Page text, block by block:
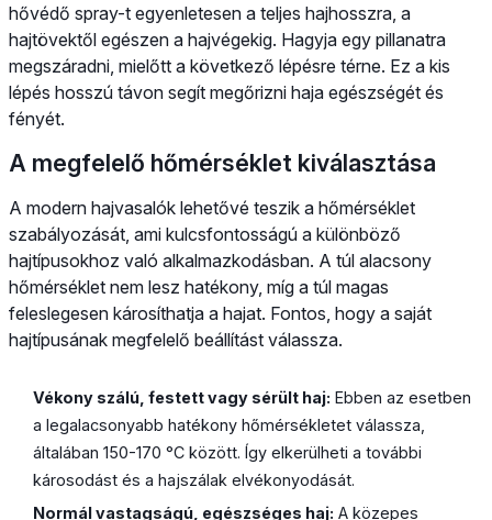
hővédő spray-t egyenletesen a teljes hajhosszra, a
hajtövektől egészen a hajvégekig. Hagyja egy pillanatra
megszáradni, mielőtt a következő lépésre térne. Ez a kis
lépés hosszú távon segít megőrizni haja egészségét és
fényét.
A megfelelő hőmérséklet kiválasztása
A modern hajvasalók lehetővé teszik a hőmérséklet
szabályozását, ami kulcsfontosságú a különböző
hajtípusokhoz való alkalmazkodásban. A túl alacsony
hőmérséklet nem lesz hatékony, míg a túl magas
feleslegesen károsíthatja a hajat. Fontos, hogy a saját
hajtípusának megfelelő beállítást válassza.
Vékony szálú, festett vagy sérült haj: Ebben az esetben
a legalacsonyabb hatékony hőmérsékletet válassza,
általában 150-170 °C között. Így elkerülheti a további
károsodást és a hajszálak elvékonyodását.
Normál vastagságú, egészséges haj: A közepes